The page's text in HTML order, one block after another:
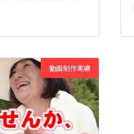
動画制作実績